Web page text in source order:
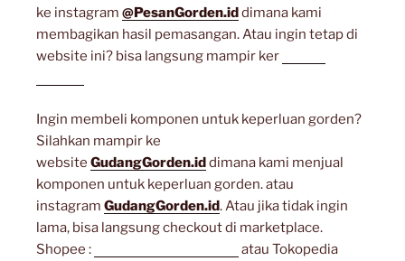
ke instagram @PesanGorden.iddimana kami
membagikan hasil pemasangan. Atau ingin tetap di
website ini? bisa langsung mampir ker
Ingin membeli komponen untuk keperluan gorden?
Silahkan mampir ke
website GudangGorden.iddimana kami menjual
komponen untuk keperluan gorden. atau
instagram GudangGorden.id. Atau jika tidak ingin
lama, bisa langsung checkout di marketplace.
Shopee :
atau Tokopedia